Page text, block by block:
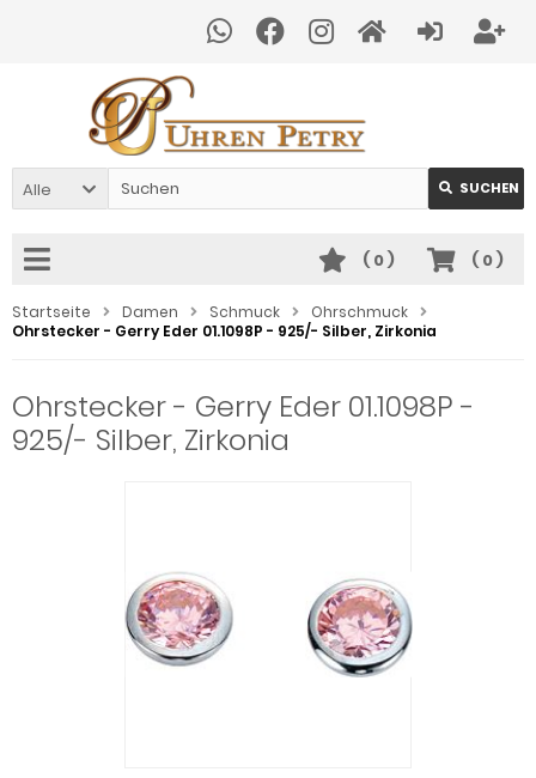
Alle SUCHEN
( 0)
( 0)
Startseite Damen Schmuck
Ohrschmuck
Ohrstecker - Gerry Eder 01.1098P - 925/- Silber, Zirkonia
Ohrstecker - Gerry Eder 01.1098P -
925/- Silber, Zirkonia